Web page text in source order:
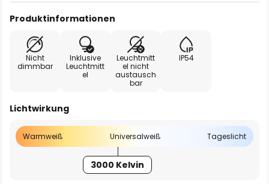
Produktinformationen
Nicht
dimmbar
Inklusive
Leuchtmitt
el
Leuchtmitt
el nicht
austausch
bar
IP54
Lichtwirkung
Warmweiß Universalweiß Tageslicht
3000 Kelvin